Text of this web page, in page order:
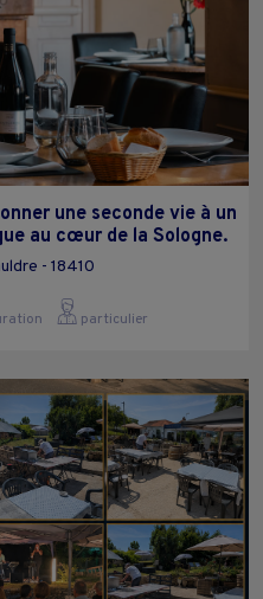
une seconde vie à un
au cœur de la Sologne.
- 18410
particulier